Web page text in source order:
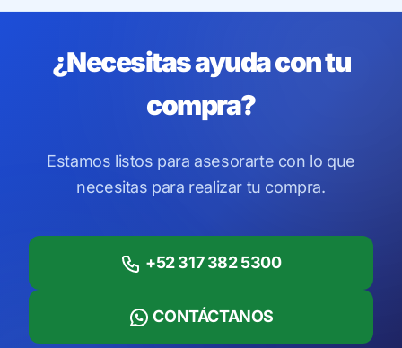
¿Necesitas ayuda con tu
compra?
Estamos listos para asesorarte con lo que
necesitas para realizar tu compra.
+52 317 382 5300
CONTÁCTANOS